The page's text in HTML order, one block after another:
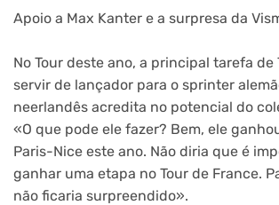
Apoio a Max Kanter e a surpresa da
No Tour deste ano, a principal tarefa de
servir de lançador para o sprinter
neerlandês acredita no potencial do
«O que pode ele fazer? Bem, ele
Paris-Nice este ano. Não diria que é
ganhar uma etapa no Tour de France.
não ficaria surpreendido».